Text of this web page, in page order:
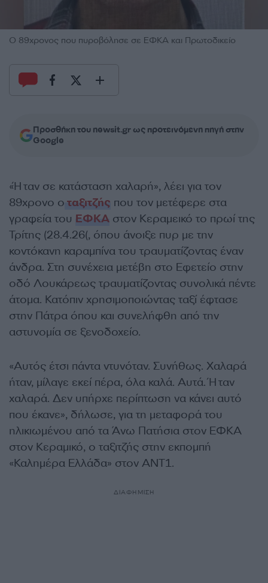
Ο 89χρονος που πυροβόλησε σε ΕΦΚΑ και Πρωτοδικείο
Προσθήκη του newsit.gr ως προτεινόμενη πηγή στην
Google
«Ήταν σε κατάσταση χαλαρή», λέει για τον
89χρονο ο ταξιτζής που τον μετέφερε στα
γραφεία του ΕΦΚΑ στον Κεραμεικό το πρωί της
Τρίτης (28.4.26(, όπου άνοιξε πυρ με την
κοντόκανη καραμπίνα του τραυματίζοντας έναν
άνδρα. Στη συνέχεια μετέβη στο Εφετείο στην
οδό Λουκάρεως τραυματίζοντας συνολικά πέντε
άτομα. Κατόπιν χρησιμοποιώντας ταξί έφτασε
στην Πάτρα όπου και συνελήφθη από την
αστυνομία σε ξενοδοχείο.
«Αυτός έτσι πάντα ντυνόταν. Συνήθως. Χαλαρά
ήταν, μίλαγε εκεί πέρα, όλα καλά. Αυτά. Ήταν
χαλαρά. Δεν υπήρχε περίπτωση να κάνει αυτό
που έκανε», δήλωσε, για τη μεταφορά του
ηλικιωμένου από τα Άνω Πατήσια στον ΕΦΚΑ
στον Κεραμικό, ο ταξιτζής στην εκπομπή
«Καλημέρα Ελλάδα» στον ΑΝΤ1.
ΔΙΑΦΗΜΙΣΗ